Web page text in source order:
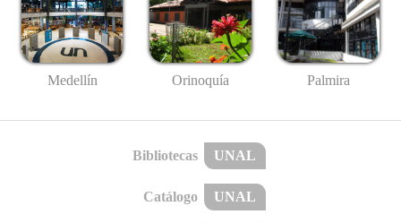
Medellín Orinoquía Palmira
Bibliotecas UNAL
Catálogo UNAL